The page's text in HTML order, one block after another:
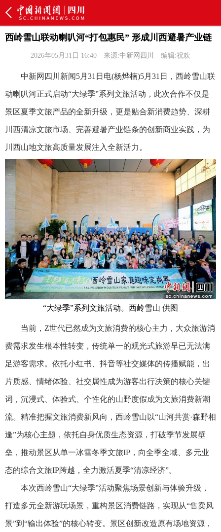
西岭雪山联动喇叭河“打包惠民” 形成川西避暑产业链
2026年05月31日 16:40 来源:中新网四川 编辑:祝欢
中新网四川新闻5月31日电(杨烨楠)5月31日，西岭雪山联
动喇叭河正式启动“大绿季”系列文旅活动，此次合作不仅是
景区夏季文旅产品的全新升级，更是贴合新消费趋势、深耕
川西清凉文旅市场、完善避暑产业链条的创新商业实践，为
川西山地文旅高质量发展注入全新活力。
“大绿季”系列文旅活动。西岭雪山 供图
当前，Z世代已然成为文旅消费的核心主力，大众旅游消
费需求发生根本性转变，传统单一的观光式旅游早已无法满
足游客需求。依托小红书、抖音等社交媒体的传播赋能，出
片质感、情绪体验、社交属性成为游客出行决策的核心关键
词，沉浸式、体验式、个性化的山野度假成为文旅消费新潮
流。精准把握文旅消费新风向，西岭雪山以“山河共赏·森野相
逢”为核心主题，依托自身优质生态资源，打破季节发展壁
垒，推动景区从单一冰雪冬季文旅IP，向全季全域、多元业
态的综合文旅IP跨越，全力激活夏季“清凉经济”。
本次西岭雪山“大绿季”活动聚焦场景创新与体验升级，
打造多元全新游玩场景，重构景区消费链路，实现从“售卖风
景”到“输出体验”的核心转变。景区创新改造原有场地资源，